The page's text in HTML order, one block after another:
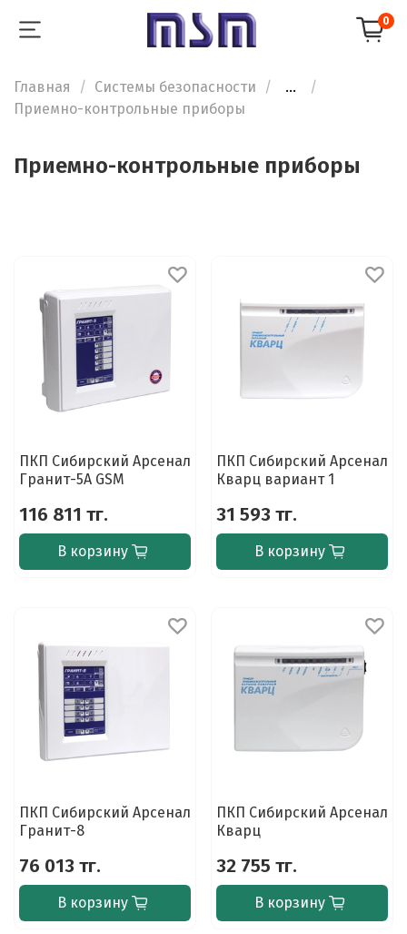
0
Главная Системы безопасности
...
Приемно-контрольные приборы
Приемно-контрольные приборы
ПКП Сибирский Арсенал
Гранит-5А GSM
116 811 тг.
В корзину
ПКП Сибирский Арсенал
Кварц вариант 1
31 593 тг.
В корзину
ПКП Сибирский Арсенал
Гранит-8
76 013 тг.
В корзину
ПКП Сибирский Арсенал
Кварц
32 755 тг.
В корзину